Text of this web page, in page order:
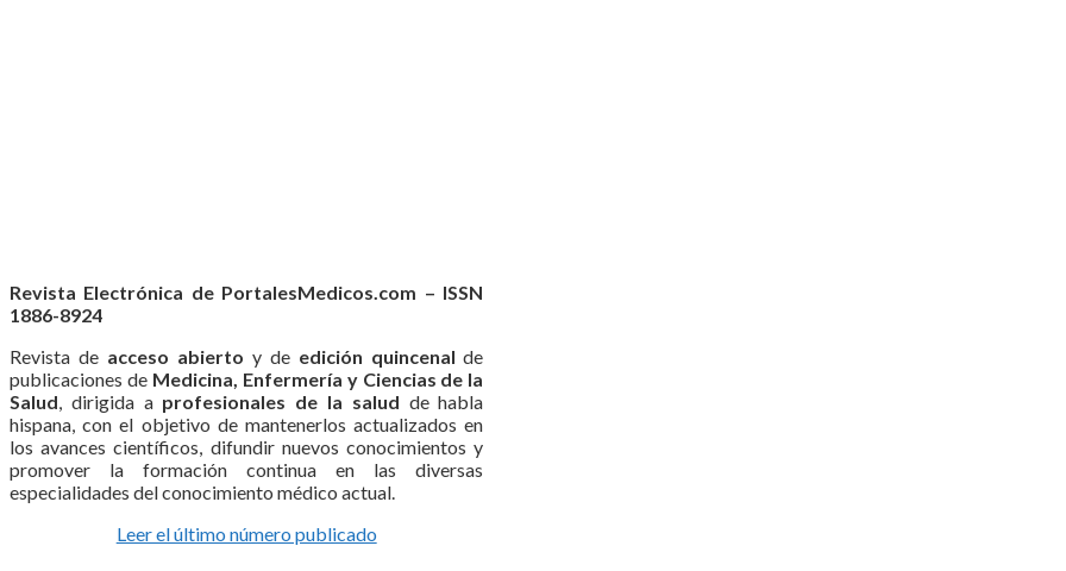
Revista Electrónica de PortalesMedicos.com – ISSN
1886-8924
Revista de acceso abierto y de edición quincenal de
publicaciones de Medicina, Enfermería y Ciencias de la
Salud, dirigida a profesionales de la salud de habla
hispana, con el objetivo de mantenerlos actualizados en
los avances científicos, difundir nuevos conocimientos y
promover la formación continua en las diversas
especialidades del conocimiento médico actual.
Leer el último número publicado